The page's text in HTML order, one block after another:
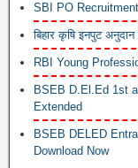
SBI PO
बिहार कृषि इनपुट
RBI Young
BSEB D.El.Ed 1st
Extended
BSEB DELED
Download Now